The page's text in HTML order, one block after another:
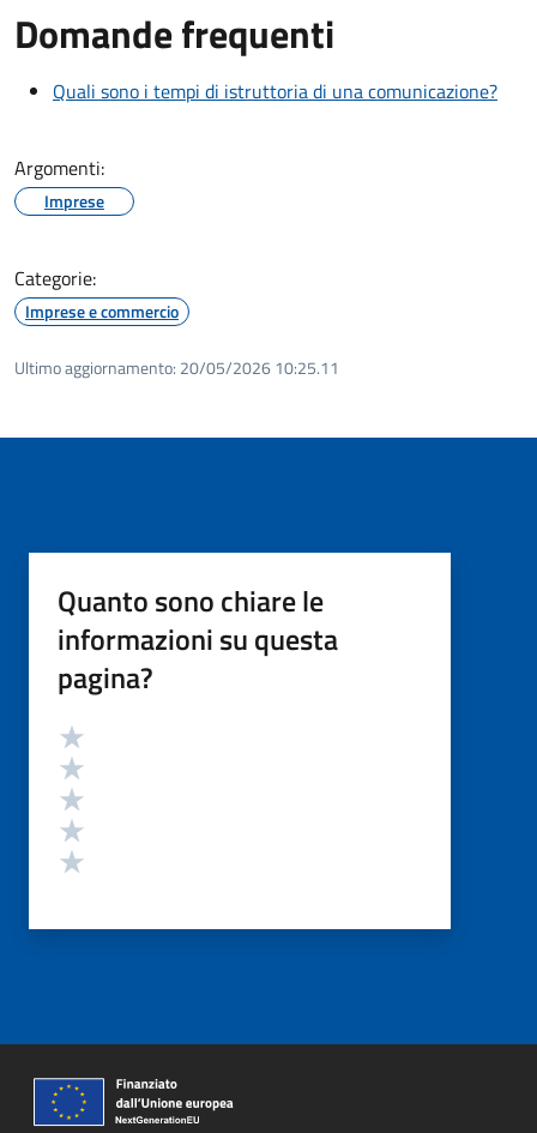
Domande frequenti
Quali sono i tempi di istruttoria di una comunicazione?
Argomenti:
Imprese
Categorie:
Imprese e commercio
Ultimo aggiornamento: 20/05/2026 10:25.11
Quanto sono chiare le
informazioni su questa
pagina?
Valutazione